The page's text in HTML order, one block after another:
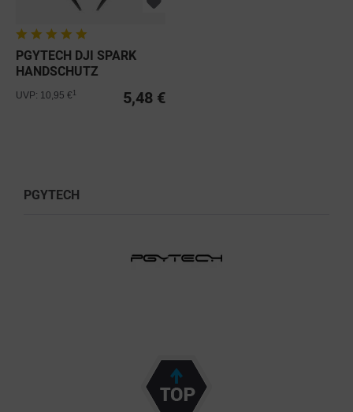
PGYTECH DJI SPARK
HANDSCHUTZ
5,48 €
UVP: 10,95 €
PGYTECH